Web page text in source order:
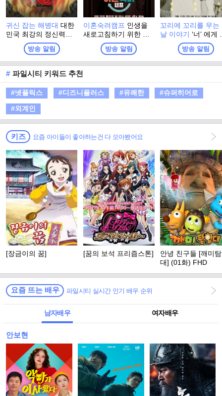
귀신 잡는 해병대대한
민국 최강의 정신력을
자부하는 해병대 출신
들이 모여, 이번엔 진짜
귀신을 잡으러 심령 스
폿으로 떠난다! 실제 무
속인들이 경험한 기이
한 사건과 금기, 그리고
사람들 사이에 떠도는
괴담을 눈앞에서 확인
하는 한여름 납량 오컬
트 수색 버라이어티!
방송 알림
이혼숙려캠프 인생을
새로고침하기 위한 부
부들의 이야기 <이혼숙
려캠프>방송 알림
꼬리에 꼬리를 무는
날 이야기‘너’ 에게
들려주고 싶어! 친
배우자, 동료... 세
'이야기꾼'이 스스로
가까운 지인)에게,
일상적인 공간에서
방송 알림
# 파일시티 키워드 추천
#넷플릭스 #디즈니플러스 #유쾌한
#슈퍼히어로
#외계인
키즈 요즘 아이들이 좋아하는건 다 모아봤어요
[장금이의 꿈] [꿈의 보석 프리즘스톤]
안녕 친구들 [깨미
대] (01화) FHD
요즘 뜨는 배우 파일시티 실시간 인기 배우 순위
남자배우 여자배우
안보현